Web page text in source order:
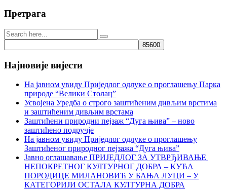
Претрага
Најновије вијести
На јавном увиду Приједлог oдлуке о проглашењу Парка
природе “Велики Столац”
Усвојена Уредба о строго заштићеним дивљим врстима
и заштићеним дивљим врстама
Заштићени природни пејзаж “Дуга њива” – ново
заштићено подручје
На јавном увиду Приједлог oдлуке о проглашењу
Заштићеног природног пејзажа “Дуга њива”
Јавно оглашавање ПРИЈЕДЛОГ ЗА УТВРЂИВАЊЕ
НЕПОКРЕТНОГ КУЛТУРНОГ ДОБРА – КУЋА
ПОРОДИЦЕ МИЛАНОВИЋ У БАЊА ЛУЦИ – У
КАТЕГОРИЈИ ОСТАЛА КУЛТУРНА ДОБРА